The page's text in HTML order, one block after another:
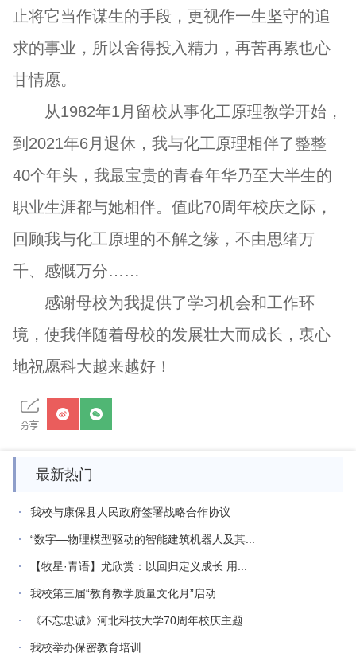
止将它当作谋生的手段，更视作一生坚守的追
求的事业，所以舍得投入精力，再苦再累也心
甘情愿。
从1982年1月留校从事化工原理教学开始，
到2021年6月退休，我与化工原理相伴了整整
40个年头，我最宝贵的青春年华乃至大半生的
职业生涯都与她相伴。值此70周年校庆之际，
回顾我与化工原理的不解之缘，不由思绪万
千、感慨万分……
感谢母校为我提供了学习机会和工作环
境，使我伴随着母校的发展壮大而成长，衷心
地祝愿科大越来越好！
最新热门
我校与康保县人民政府签署战略合作协议
“数字—物理模型驱动的智能建筑机器人及其...
【牧星·青语】尤欣赏：以回归定义成长 用...
我校第三届“教育教学质量文化月”启动
《不忘忠诚》河北科技大学70周年校庆主题...
我校举办保密教育培训